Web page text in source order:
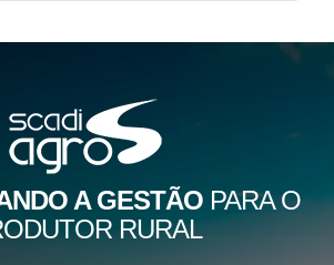
A GESTÃOPARA O
RURAL